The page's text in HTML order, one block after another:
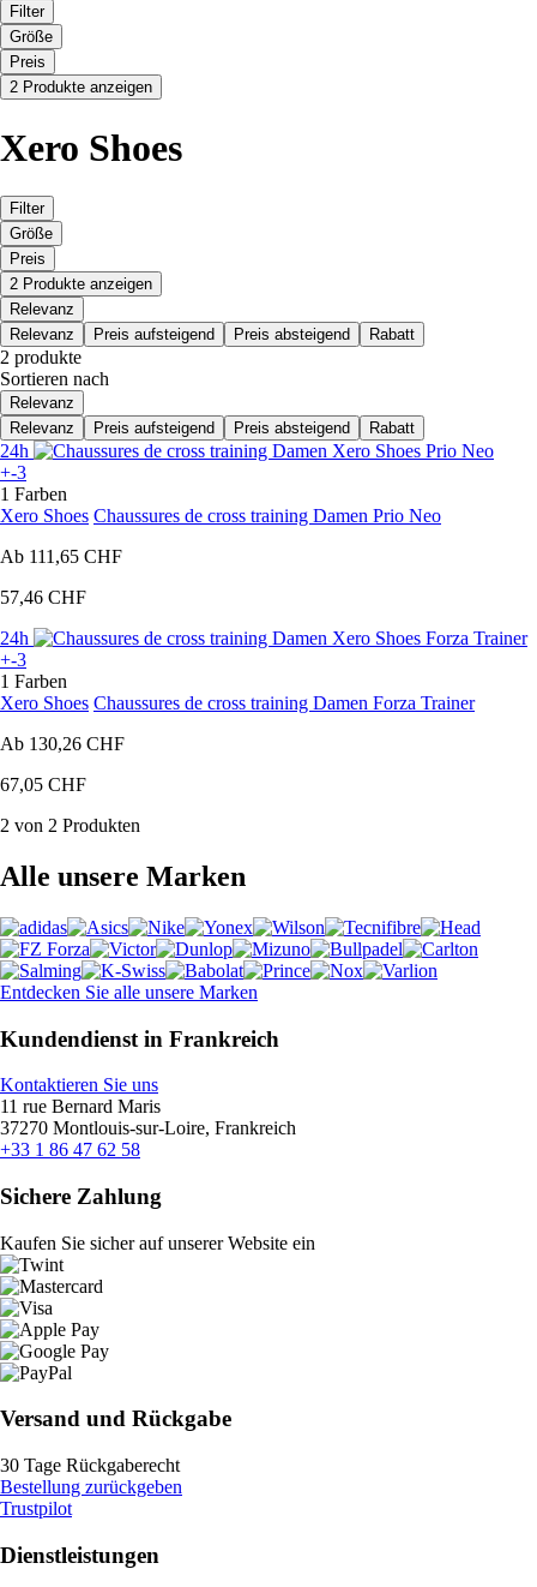
Filter
Größe
Preis
2 Produkte anzeigen
Xero Shoes
Filter
Größe
Preis
2 Produkte anzeigen
Relevanz
Relevanz
Preis aufsteigend Preis absteigend Rabatt
2 produkte
Sortieren nach
Relevanz
Relevanz
Preis aufsteigend Preis absteigend Rabatt
24h
+-3
1 Farben
Xero Shoes Chaussures de cross training Damen Prio Neo
Ab 111,65 CHF
57,46 CHF
24h
+-3
1 Farben
Xero Shoes Chaussures de cross training Damen Forza Trainer
Ab 130,26 CHF
67,05 CHF
2 von 2 Produkten
Alle unsere Marken
Entdecken Sie alle unsere Marken
Kundendienst in Frankreich
Kontaktieren Sie uns
11 rue Bernard Maris
37270 Montlouis-sur-Loire, Frankreich
+33 1 86 47 62 58
Sichere Zahlung
Kaufen Sie sicher auf unserer Website ein
Versand und Rückgabe
30 Tage Rückgaberecht
Bestellung zurückgeben
Trustpilot
Dienstleistungen